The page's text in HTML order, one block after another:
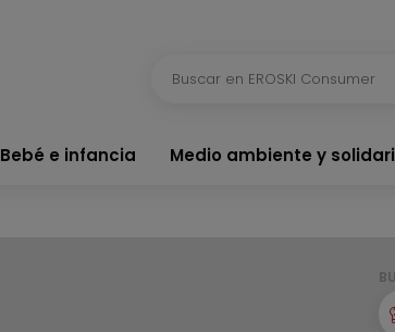
Bebé e infancia Medio ambiente y